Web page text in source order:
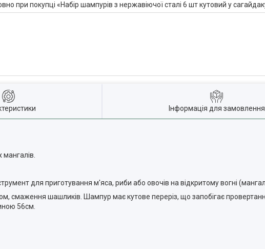
при покупці «Набір шампурів з нержавіючої сталі 6 шт кутовий у
Інформація для замовлення
для приготування м'яса, риби або овочів на відкритому вогні (мангалі
смаження шашликів. Шампур має кутове переріз, що запобігає
56см.